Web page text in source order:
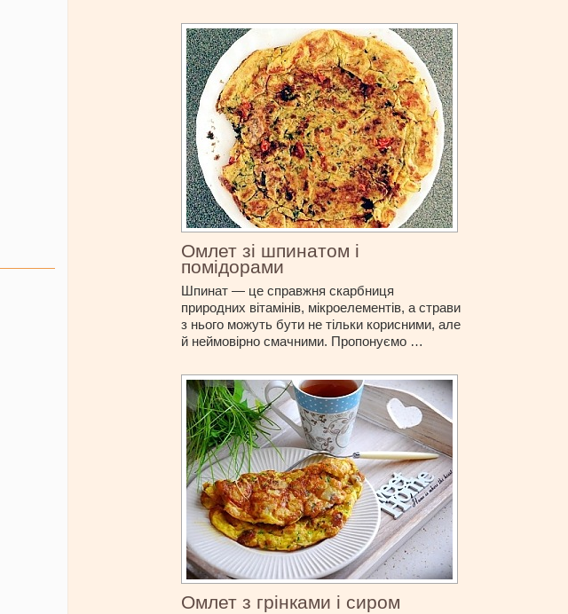
Омлет зі шпинатом і
помідорами
Шпинат — це справжня скарбниця
природних вітамінів, мікроелементів, а страви
з нього можуть бути не тільки корисними, але
й неймовірно смачними. Пропонуємо …
Омлет з грінками і сиром